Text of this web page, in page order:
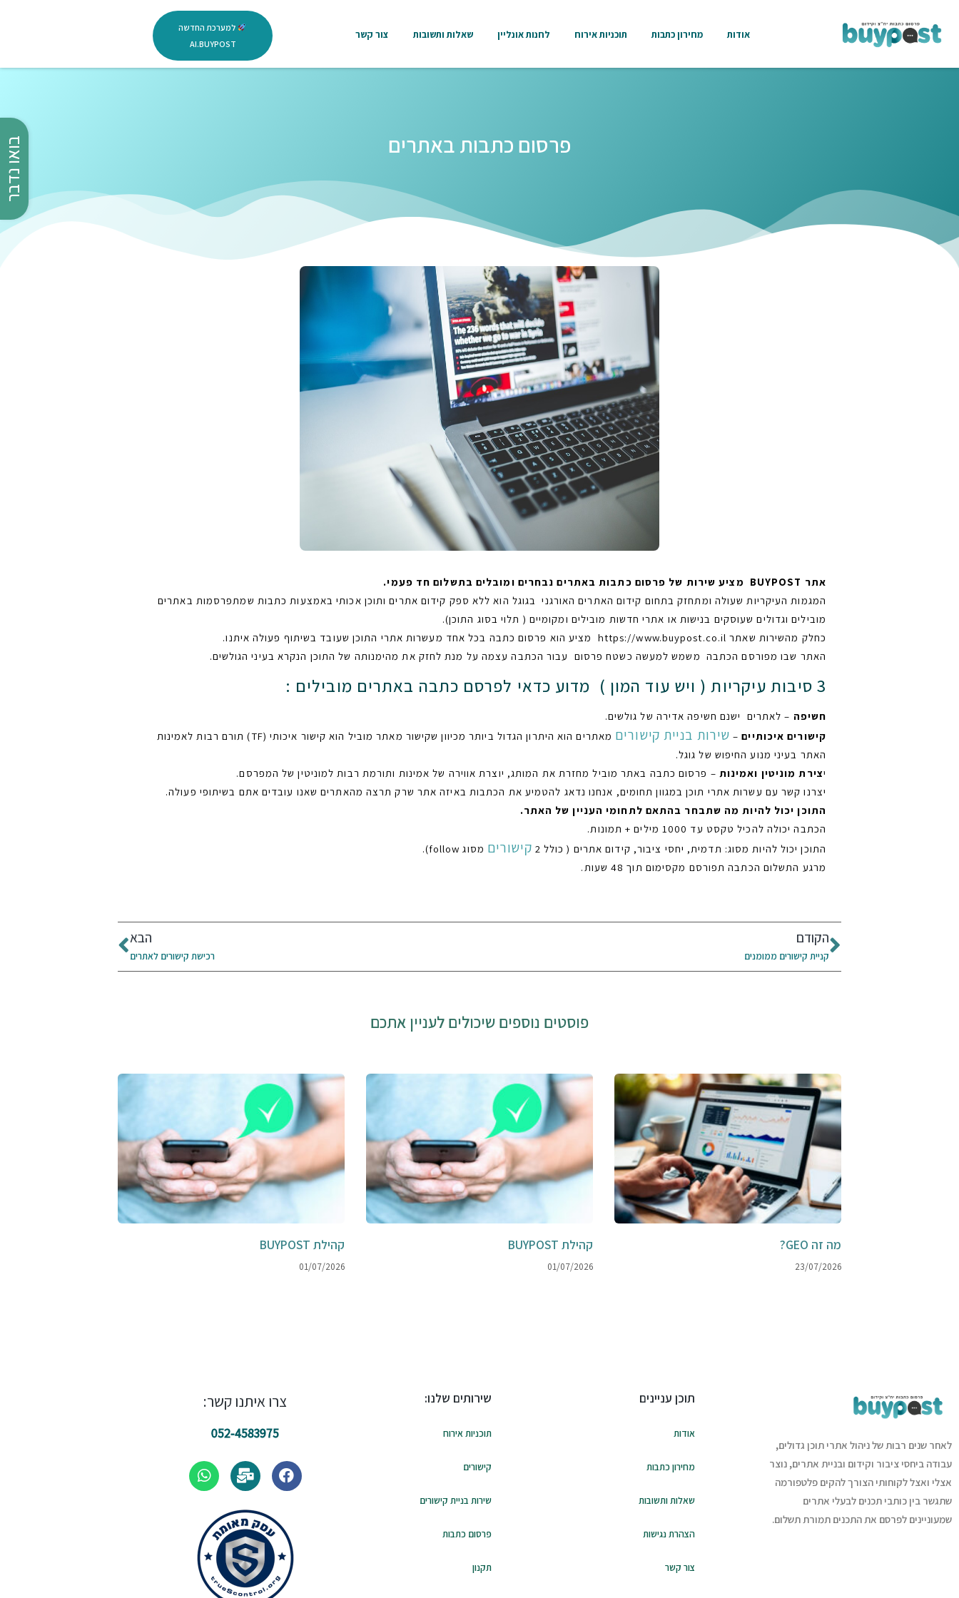
אודות מחירון כתבות תוכניות אירוח לחנות אונליין שאלות ותשובות צור קשר
למערכת החדשה
AI.BUYPOST
פרסום כתבות באתרים
אתר BUYPOST מציע שירות של פרסום כתבות באתרים נבחרים ומובלים בתשלום חד פעמי.
המגמות העיקריות שעולה ומתחזק בתחום קידום האתרים האורגני בגוגל הוא ללא ספק קידום אתרים ותוכן אכותי באמצעות כתבות שמתפרסמות באתרים
מובילים וגדולים שעוסקים בנישות או אתרי חדשות מובילים ומקומיים ( תלוי בסוג התוכן).
כחלק מהשירות שאתר https://www.buypost.co.il מציע הוא פרסום כתבה בכל אחד מעשרות אתרי התוכן שעובד בשיתוף פעולה איתנו.
האתר שבו מפורסם הכתבה משמש למעשה כשטח פרסום עבור הכתבה עצמה על מנת לחזק את מהימנותה של התוכן הנקרא בעיני הגולשים.
3 סיבות עיקריות ( ויש עוד המון ) מדוע כדאי לפרסם כתבה באתרים מובילים :
חשיפה – לאתרים ישנם חשיפה אדירה של גולשים.
קישורים איכותיים– שירות בניית קישורים
מאתרים הוא היתרון הגדול ביותר מכיוון שקישור מאתר מוביל הוא קישור איכותי (TF) תורם רבות לאמינות
האתר בעיני מנוע החיפוש של גוגל.
יצירת מוניטין ואמינות – פרסום כתבה באתר מוביל מחזרת את המותג, יוצרת אווירה של אמינות ותורמת רבות למוניטין של המפרסם.
יצרנו קשר עם עשרות אתרי תוכן במגוון תחומים, אנחנו נדאג להטמיע את הכתבות באיזה אתר שרק תרצה מהאתרים שאנו עובדים אתם בשיתופי פעולה.
התוכן יכול להיות מה שתבחר בהתאם לתחומי העניין של האתר.
הכתבה יכולה להכיל טקסט עד 1000 מילים + תמונות.
התוכן יכול להיות מסוג: תדמית, יחסי ציבור, קידום אתרים ( כולל 2
קישורים מסוג follow).
מרגע התשלום הכתבה תפורסם מקסימום תוך 48 שעות.
הקודם
קניית קישורים ממומנים
הבא
רכישת קישורים לאתרים
פוסטים נוספים שיכולים לעניין אתכם
מה זה GEO?
23/07/2026
קהילת BUYPOST
01/07/2026
קהילת BUYPOST
01/07/2026
בואו נדבר
לאחר שנים רבות של ניהול אתרי תוכן גדולים,
עבודה ביחסי ציבור וקידום ובניית אתרים, נוצר
אצלי ואצל לקוחותי הצורך להקים פלטפורמה
שתגשר בין כותבי תכנים לבעלי אתרים
שמעוניינים לפרסם את התכנים תמורת תשלום.
תוכן עניינים
אודות
מחירון כתבות
שאלות ותשובות
הצהרת נגישות
צור קשר
שירותים שלנו:
תוכניות אירוח
קישורים
שירות בניית קישורים
פרסום כתבות
תקנון
צרו איתנו קשר:
052-4583975